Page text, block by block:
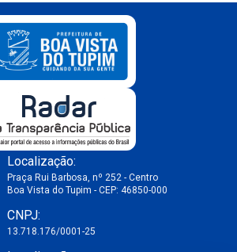
Boa Vista do Tupim-BA
Localização:
Praça Rui Barbosa, nº 252 - Centro
Boa Vista do Tupim - CEP: 46850-000
CNPJ:
13.718.176/0001-25